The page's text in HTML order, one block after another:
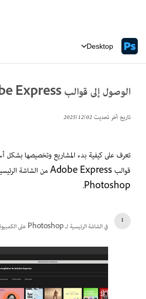
Desktop
الوصول إلى قوالب Adobe Express
تاريخ آخر تحديث02‏/12‏/2025
تعرف على كيفية بدء المشاريع وتخصيصها بشكل
Photoshop.
في الشاشة الرئيسية لـ Photoshop على الكمبيوتر المكتبي، حدد